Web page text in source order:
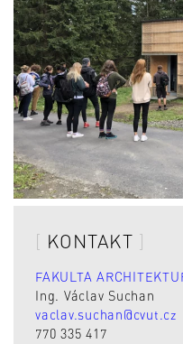
KONTAKT
FAKULTA
Ing. Václav Suchan
vaclav.suchan@cvut.cz
770 335 417